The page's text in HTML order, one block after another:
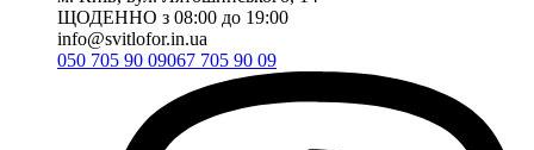
ЩОДЕННО з 08:00 до 19:00
info@svitlofor.in.ua
050 705 90 09067 705 90 09